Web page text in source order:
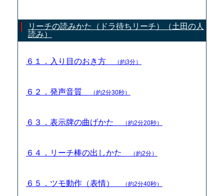
リーチの読みかた（ドラ待ちリーチ）（土田の人
読み）
６１．入り目のおき方 （約3分）
６２．発声音質 （約2分30秒）
６３．表示牌の曲げかた （約2分20秒）
６４．リーチ棒の出しかた （約2分）
６５．ツモ動作（表情） （約2分40秒）